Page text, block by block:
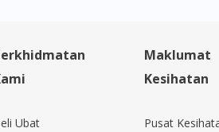
Ubat
Maklumat
Kesihatan
Pusat